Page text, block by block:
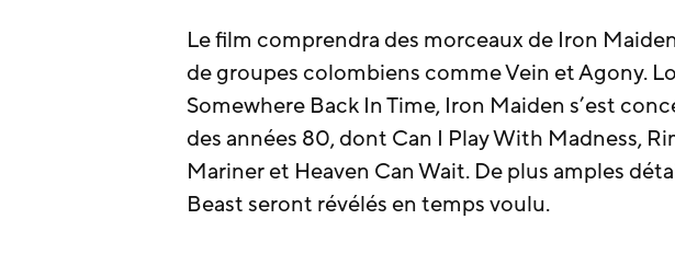
Le film comprendra des morceaux de Iron
de groupes colombiens comme Vein et Agony.
Somewhere Back In Time, Iron Maiden s’est
des années 80, dont Can I Play With Madness,
Mariner et Heaven Can Wait. De plus amples
Beast seront révélés en temps voulu.